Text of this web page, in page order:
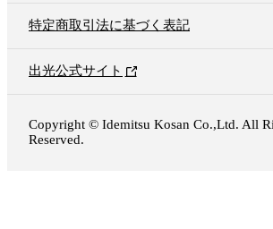
特定商取引法に基づく表記
出光公式サイト
Copyright © Idemitsu Kosan Co.,Ltd. All
Reserved.